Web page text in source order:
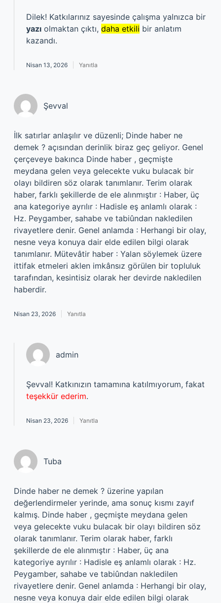
Dilek! Katkılarınız sayesinde çalışma yalnızca bir
yazı olmaktan çıktı, daha etkili bir anlatım
kazandı.
Nisan 13, 2026 Yanıtla
Şevval
İlk satırlar anlaşılır ve düzenli; Dinde haber ne
demek ? açısından derinlik biraz geç geliyor. Genel
çerçeveye bakınca Dinde haber , geçmişte
meydana gelen veya gelecekte vuku bulacak bir
olayı bildiren söz olarak tanımlanır. Terim olarak
haber, farklı şekillerde de ele alınmıştır : Haber, üç
ana kategoriye ayrılır : Hadisle eş anlamlı olarak :
Hz. Peygamber, sahabe ve tabiûndan nakledilen
rivayetlere denir. Genel anlamda : Herhangi bir olay,
nesne veya konuya dair elde edilen bilgi olarak
tanımlanır. Mütevâtir haber : Yalan söylemek üzere
ittifak etmeleri aklen imkânsız görülen bir topluluk
tarafından, kesintisiz olarak her devirde nakledilen
haberdir.
Nisan 23, 2026 Yanıtla
admin
Şevval! Katkınızın tamamına katılmıyorum, fakat
teşekkür ederim.
Nisan 23, 2026 Yanıtla
Tuba
Dinde haber ne demek ? üzerine yapılan
değerlendirmeler yerinde, ama sonuç kısmı zayıf
kalmış. Dinde haber , geçmişte meydana gelen
veya gelecekte vuku bulacak bir olayı bildiren söz
olarak tanımlanır. Terim olarak haber, farklı
şekillerde de ele alınmıştır : Haber, üç ana
kategoriye ayrılır : Hadisle eş anlamlı olarak : Hz.
Peygamber, sahabe ve tabiûndan nakledilen
rivayetlere denir. Genel anlamda : Herhangi bir olay,
nesne veya konuya dair elde edilen bilgi olarak